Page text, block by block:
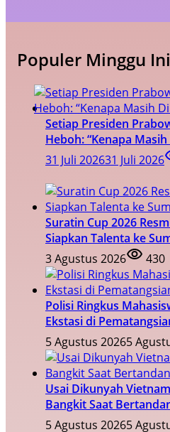
Populer Minggu Ini
Setiap Presiden
Heboh: “Kenapa
31 Juli 202631 Juli 2026
Suratin Cup 2026
Siapkan Talenta ke
3 Agustus 2026
430
Polisi Ringkus
Ekstasi di
5 Agustus 20265
Usai Dikunyah
Bangkit Saat
5 Agustus 20265